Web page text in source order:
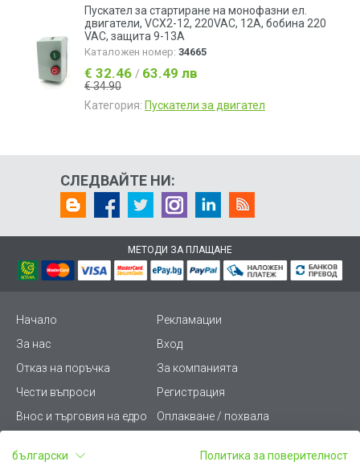
Пускател за стартиране на монофазни ел.
двигатели, VCX2-12, 220VAC, 12A, бобина 220
VAC, защита 9-13А
Каталожен номер: 34665
€ 32.46 / 63.49 лв
€ 34.90
Категория: Пускатели за двигател
СЛЕДВАЙТЕ НИ:
МЕТОДИ ЗА ПЛАЩАНЕ
Начало
Рекламации
За нас
Вход
Отказ на поръчка
За компанията
Чести въпроси
Регистрация
Внос и търговия на едро
Оплакване / похвала
български Политика за поверителност